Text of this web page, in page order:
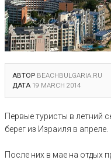
АВТОР BEACHBULGARIA.RU
ДАТА 19 MARCH 2014
Первые туристы в летний
берег из Израиля в апреле.
После них в мае на отдых